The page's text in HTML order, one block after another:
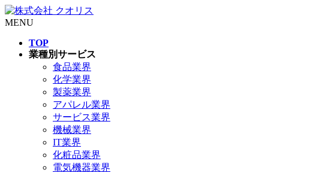
MENU
TOP
業種別サービス
食品業界
化学業界
製薬業界
アパレル業界
サービス業界
機械業界
IT業界
化粧品業界
電気機器業界